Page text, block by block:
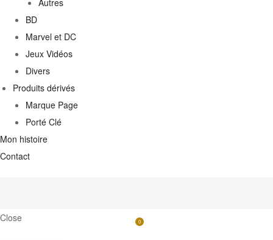
Autres
BD
Marvel et DC
Jeux Vidéos
Divers
Produits dérivés
Marque Page
Porté Clé
Mon histoire
Contact
Close 0